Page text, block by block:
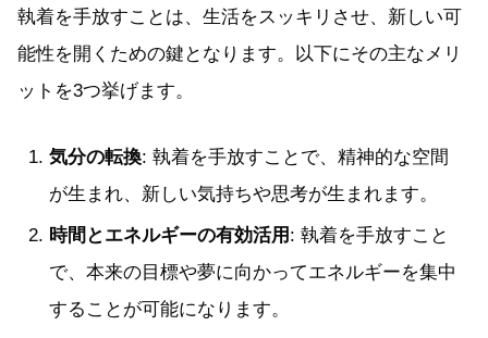
執着を手放すことは、生活をスッキリさせ、新しい可
能性を開くための鍵となります。以下にその主なメリ
ットを3つ挙げます。
気分の転換: 執着を手放すことで、精神的な空間
が生まれ、新しい気持ちや思考が生まれます。
時間とエネルギーの有効活用 : 執着を手放すこと
で、本来の目標や夢に向かってエネルギーを集中
することが可能になります。